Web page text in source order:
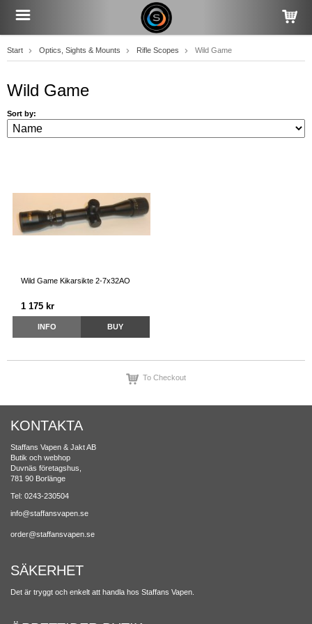
Start Optics, Sights & Mounts Rifle Scopes Wild Game
Wild Game
Sort by:
Wild Game Kikarsikte 2-7x32AO
1 175 kr
INFO BUY
To Checkout
KONTAKTA
Staffans Vapen & Jakt AB
Butik och webhop
Duvnäs företagshus,
781 90 Borlänge
Tel: 0243-230504
info@staffansvapen.se
order@staffansvapen.se
SÄKERHET
Det är tryggt och enkelt att handla hos Staffans Vapen.